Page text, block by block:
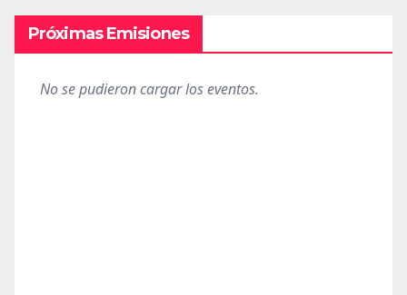
Próximas Emisiones